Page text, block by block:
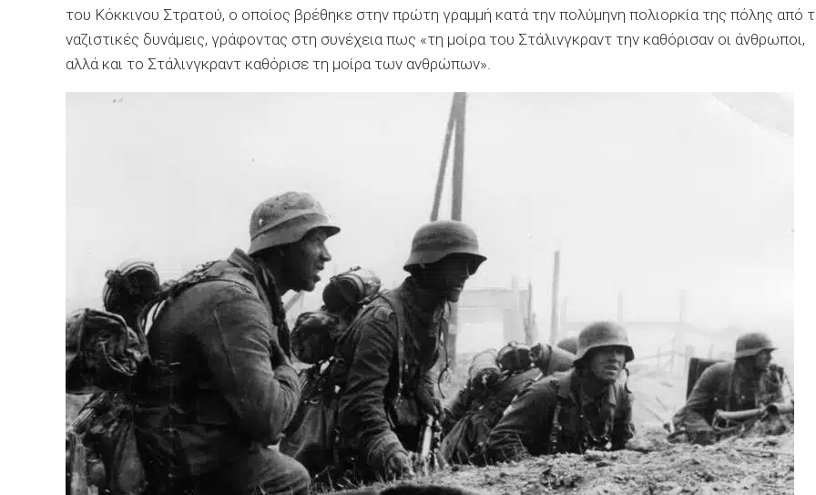
του Κόκκινου Στρατού, ο οποίος βρέθηκε στην πρώτη γραμμή κατά την πολύμηνη πολιορκία της πόλης από
ναζιστικές δυνάμεις, γράφοντας στη συνέχεια πως «τη μοίρα του Στάλινγκραντ την καθόρισαν οι άνθρωποι,
αλλά και το Στάλινγκραντ καθόρισε τη μοίρα των ανθρώπων».